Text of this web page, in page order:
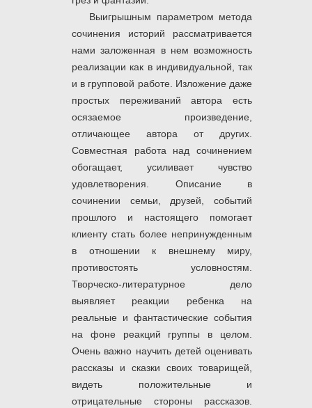
Выигрышным параметром метода
сочинения историй рассматривается
нами заложенная в нем возможность
реализации как в индивидуальной, так
и в групповой работе. Изложение даже
простых переживаний автора есть
осязаемое произведение,
отличающее автора от других.
Совместная работа над сочинением
обогащает, усиливает чувство
удовлетворения. Описание в
сочинении семьи, друзей, событий
прошлого и настоящего помогает
клиенту стать более непринужденным
в отношении к внешнему миру,
противостоять условностям.
Творческо-литературное дело
выявляет реакции ребенка на
реальные и фантастические события
на фоне реакций группы в целом.
Очень важно научить детей оценивать
рассказы и сказки своих товарищей,
видеть положительные и
отрицательные стороны рассказов.